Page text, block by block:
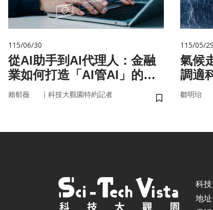
115/06/30
從AI助手到AI代理人：金融
業如何打造「AI管AI」的新
治理模式？
賴郁薇 ｜ 科技大觀園特約記者
儲存書籤
115/05/29
氣候
調適
鄒明珆
科
地